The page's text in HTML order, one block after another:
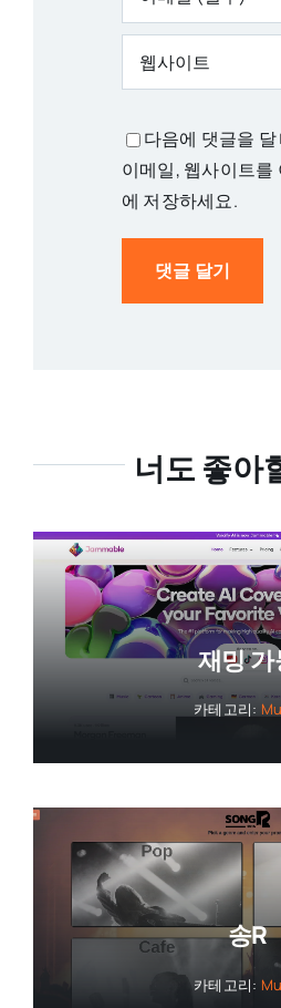
다음에 댓글을 달
이메일, 웹사이트를
에 저장하세요.
너도 좋아
재밍 가
카테고리:
송R
카테고리: